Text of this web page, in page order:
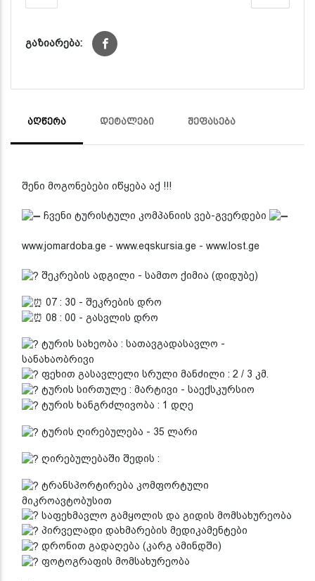
გაზიარება:
ᲐᲦᲬᲔᲠᲐ ᲓᲔᲢᲐᲚᲔᲑᲘ ᲨᲔᲤᲐᲡᲔᲑᲐ
შენი მოგონებები იწყება აქ !!!
ჩვენი ტურისტული კომპანიის ვებ-გვერდები
www.jomardoba.ge - www.eqskursia.ge - www.lost.ge
შეკრების ადგილი - სამთო ქიმია (დიდუბე)
07 : 30 - შეკრების დრო
08 : 00 - გასვლის დრო
ტურის სახეობა : სათავგადასავლო -
სანახაობრივი
ფეხით გასავლელი სრული მანძილი : 2 / 3 კმ.
ტურის სირთულე : მარტივი - საექსკურსიო
ტურის ხანგრძლივობა : 1 დღე
ტურის ღირებულება - 35 ლარი
ღირებულებაში შედის :
ტრანსპორტირება კომფორტული
მიკროავტობუსით
საფეხმავლო გამყოლის და გიდის მომსახურეობა
პირველადი დახმარების მედიკამენტები
დრონით გადაღება (კარგ ამინდში)
ფოტოგრაფის მომსახურეობა